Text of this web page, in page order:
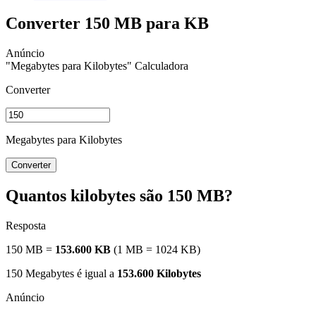
Converter 150 MB para KB
"Megabytes para Kilobytes" Calculadora
Converter
Megabytes para Kilobytes
Converter
Quantos kilobytes são 150 MB?
Resposta
150 MB = 153.600 KB (1 MB = 1024 KB)
150 Megabytes é igual a 153.600 Kilobytes